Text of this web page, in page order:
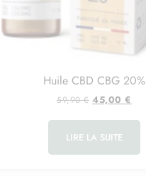
Huile CBD CBG 20%
59,90€ 45,00€
LIRE LA SUITE